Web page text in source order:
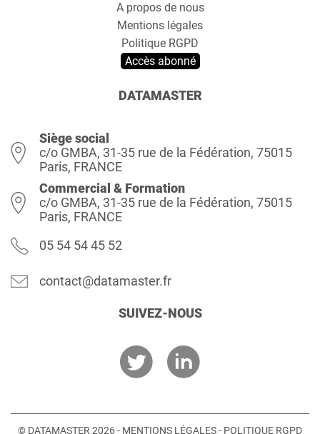
A propos de nous
Mentions légales
Politique RGPD
Accès abonné
DATAMASTER
Siège social
c/o GMBA, 31-35 rue de la Fédération, 75015
Paris, FRANCE
Commercial & Formation
c/o GMBA, 31-35 rue de la Fédération, 75015
Paris, FRANCE
05 54 54 45 52
contact@datamaster.fr
SUIVEZ-NOUS
© DATAMASTER 2026 - MENTIONS LÉGALES- POLITIQUE RGPD